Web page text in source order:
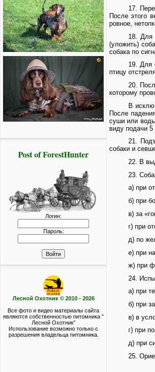
Post of ForestHunter
Логин:
Пароль:
Лесной Охотник © 2010 - 2026
Все фото и видео материалы сайта
являются собственностью питомника "
Лесной Охотник"
Использование возможно только с
разрешения владельца питомника.
17.
После этого
ровное,
18. Для
(уложить)
собака по
19. Для
птицу
20.
которому
В
После
суши или
виду подачи 5
21.
собаки и
22. В
23.
а) при
б) при
в) за
г) при
д) по
е) при
ж) при
24.
а) при
б) при
в) в
г) при
д) при
25.